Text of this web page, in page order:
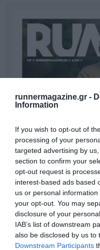
runnermagazine.gr -
Information
If you wish to opt-out of
processing of your
targeted advertising by
section to confirm your
opt-out request is
interest-based ads based
us or personal
your opt-out. You may
disclosure of your
IAB’s list of downstream
also be disclosed by us to
Downstream Participants